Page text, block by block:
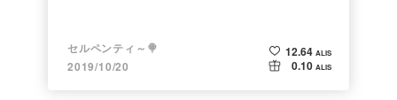
セルペンティ～🍭
2019/10/20
12.64 ALIS
0.10 ALIS